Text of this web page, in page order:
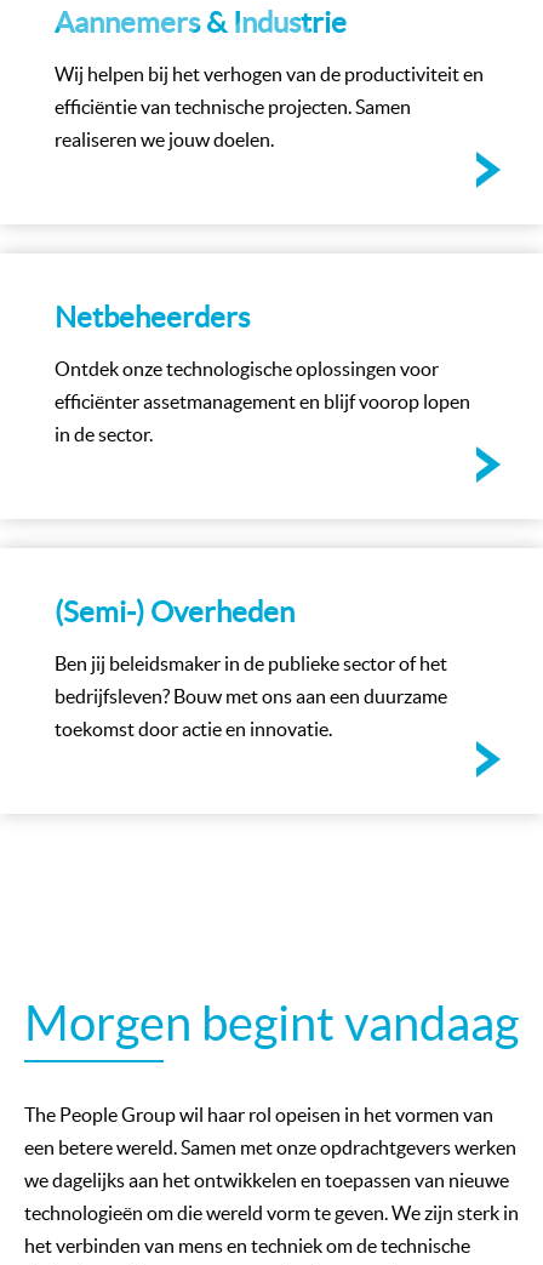
Aannemers & Industrie
Wij helpen bij het verhogen van de productiviteit en
efficiëntie van technische projecten. Samen
realiseren we jouw doelen.
Netbeheerders
Ontdek onze technologische oplossingen voor
efficiënter assetmanagement en blijf voorop lopen
in de sector.
(Semi-) Overheden
Ben jij beleidsmaker in de publieke sector of het
bedrijfsleven? Bouw met ons aan een duurzame
toekomst door actie en innovatie.
Morgen begint vandaag
The People Groupwil haar rol opeisen in het vormen van
een betere wereld. Samen met onze opdrachtgevers werken
we dagelijks aan het ontwikkelen en toepassen van nieuwe
technologieën om die wereld vorm te geven. We zijn sterk in
het verbinden van mens en techniek om de technische